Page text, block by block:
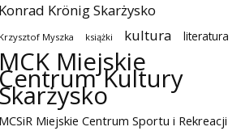
Krönig Skarżysko
Myszka książki kultura literatura
Miejskie
Kultury
Miejskie Centrum Sportu i Rekreacji